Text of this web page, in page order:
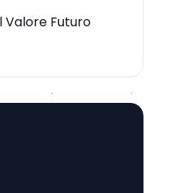
Valore Futuro